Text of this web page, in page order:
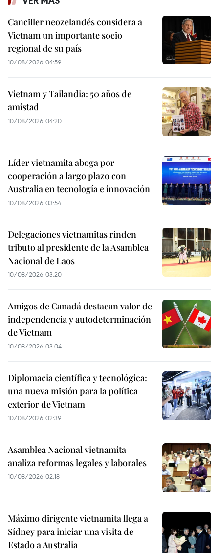
Canciller neozelandés considera a
Vietnam un importante socio
regional de su país
10/08/2026 04:59
Vietnam y Tailandia: 50 años de
amistad
10/08/2026 04:20
Líder vietnamita aboga por
cooperación a largo plazo con
Australia en tecnología e innovación
10/08/2026 03:54
Delegaciones vietnamitas rinden
tributo al presidente de la Asamblea
Nacional de Laos
10/08/2026 03:20
Amigos de Canadá destacan valor de
independencia y autodeterminación
de Vietnam
10/08/2026 03:04
Diplomacia científica y tecnológica:
una nueva misión para la política
exterior de Vietnam
10/08/2026 02:39
Asamblea Nacional vietnamita
analiza reformas legales y laborales
10/08/2026 02:18
Máximo dirigente vietnamita llega a
Sídney para iniciar una visita de
Estado a Australia